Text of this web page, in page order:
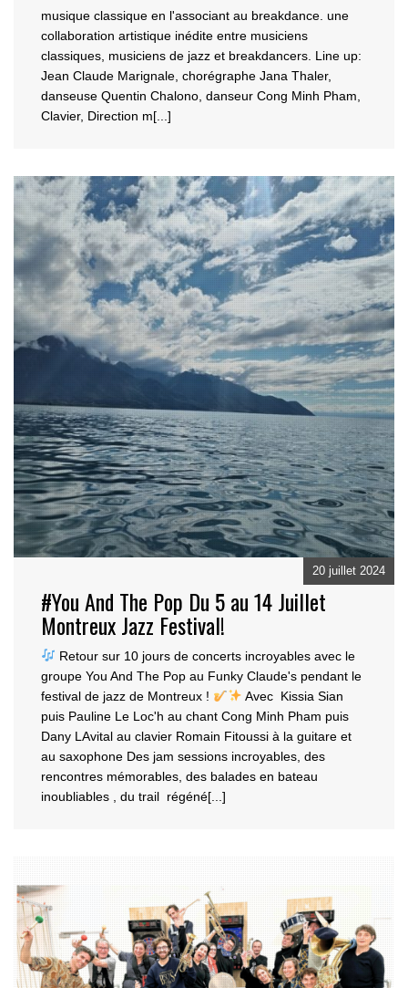
musique classique en l'associant au breakdance. une
collaboration artistique inédite entre musiciens
classiques, musiciens de jazz et breakdancers. Line up:
Jean Claude Marignale, chorégraphe Jana Thaler,
danseuse Quentin Chalono, danseur Cong Minh Pham,
Clavier, Direction m[...]
#You And The Pop Du 5 au 14 Juillet
Montreux Jazz Festival!
20 juillet 2024
Retour sur 10 jours de concerts incroyables avec le
groupe You And The Pop au Funky Claude's pendant le
festival de jazz de Montreux !
Avec Kissia Sian
puis Pauline Le Loc'h au chant Cong Minh Pham puis
Dany LAvital au clavier Romain Fitoussi à la guitare et
au saxophone Des jam sessions incroyables, des
rencontres mémorables, des balades en bateau
inoubliables , du trail régéné[...]